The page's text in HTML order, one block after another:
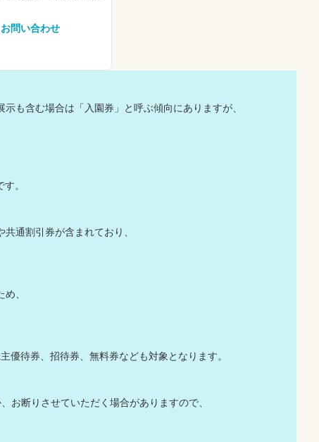
問い合わせ
も含む場合は「入園券」と呼ぶ傾向にありますが、
。
通割引券が含まれており、
、
待券、招待券、無料券なども対象となります。
お断りさせていただく場合がありますので、